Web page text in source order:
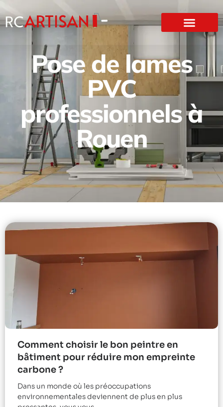
Pose de lames
PVC
professionnels à
Rouen
Comment choisir le bon peintre en
bâtiment pour réduire mon empreinte
carbone ?
Dans un monde où les préoccupations
environnementales deviennent de plus en plus